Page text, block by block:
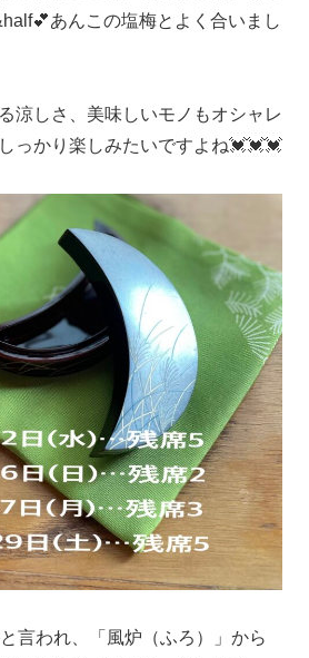
あんこの塩梅とよく合いまし
涼しさ、美味しいモノもオシャレ
っかり楽しみたいですよね💓💓💓
言われ、「風炉（ふろ）」から